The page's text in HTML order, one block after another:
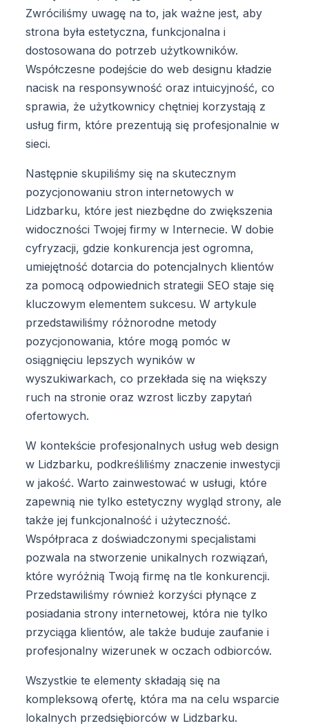
Zwróciliśmy uwagę na to, jak ważne jest, aby
strona była estetyczna, funkcjonalna i
dostosowana do potrzeb użytkowników.
Współczesne podejście do web designu kładzie
nacisk na responsywność oraz intuicyjność, co
sprawia, że użytkownicy chętniej korzystają z
usług firm, które prezentują się profesjonalnie w
sieci.
Następnie skupiliśmy się na skutecznym
pozycjonowaniu stron internetowych w
Lidzbarku, które jest niezbędne do zwiększenia
widoczności Twojej firmy w Internecie. W dobie
cyfryzacji, gdzie konkurencja jest ogromna,
umiejętność dotarcia do potencjalnych klientów
za pomocą odpowiednich strategii SEO staje się
kluczowym elementem sukcesu. W artykule
przedstawiliśmy różnorodne metody
pozycjonowania, które mogą pomóc w
osiągnięciu lepszych wyników w
wyszukiwarkach, co przekłada się na większy
ruch na stronie oraz wzrost liczby zapytań
ofertowych.
W kontekście profesjonalnych usług web design
w Lidzbarku, podkreśliliśmy znaczenie inwestycji
w jakość. Warto zainwestować w usługi, które
zapewnią nie tylko estetyczny wygląd strony, ale
także jej funkcjonalność i użyteczność.
Współpraca z doświadczonymi specjalistami
pozwala na stworzenie unikalnych rozwiązań,
które wyróżnią Twoją firmę na tle konkurencji.
Przedstawiliśmy również korzyści płynące z
posiadania strony internetowej, która nie tylko
przyciąga klientów, ale także buduje zaufanie i
profesjonalny wizerunek w oczach odbiorców.
Wszystkie te elementy składają się na
kompleksową ofertę, która ma na celu wsparcie
lokalnych przedsiębiorców w Lidzbarku.